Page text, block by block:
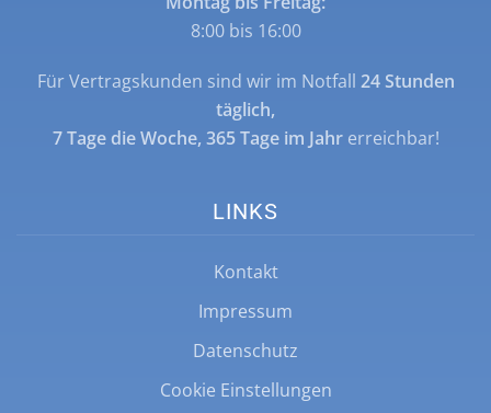
8:00 bis 16:00
Für Vertragskunden sind wir im Notfall 24 Stunden
täglich,
7 Tage die Woche, 365 Tage im Jahrerreichbar!
LINKS
Kontakt
Impressum
Datenschutz
Cookie Einstellungen